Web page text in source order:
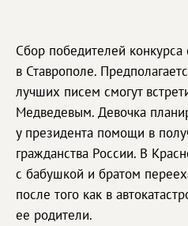
Сбор победителей конкурса
в Ставрополе.
лучших писем смогут
Медведевым. Девочка
у президента помощи в
гражданства России. В
с бабушкой и братом
после того как в
ее родители.